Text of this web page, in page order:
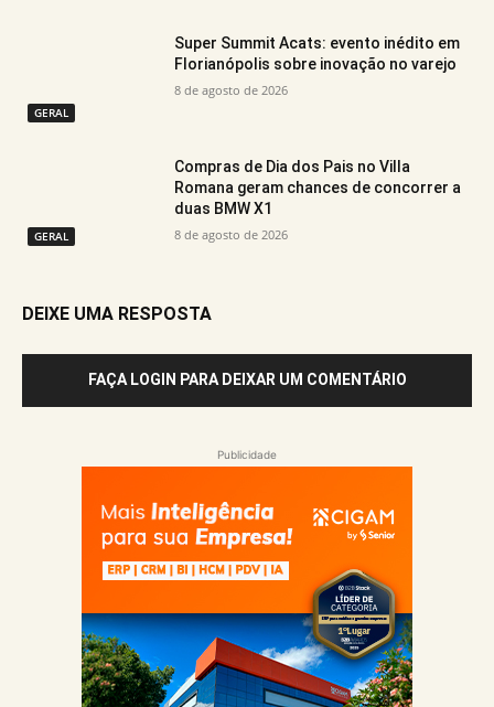
GERAL
Super Summit Acats: evento inédito em
Florianópolis sobre inovação no varejo
8 de agosto de 2026
GERAL
Compras de Dia dos Pais no Villa
Romana geram chances de concorrer a
duas BMW X1
8 de agosto de 2026
DEIXE UMA RESPOSTA
FAÇA LOGIN PARA DEIXAR UM COMENTÁRIO
Publicidade